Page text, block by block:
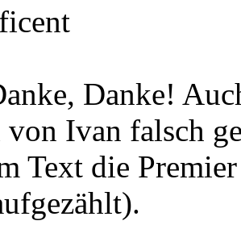
Danke!
Ivan falsch
Text die